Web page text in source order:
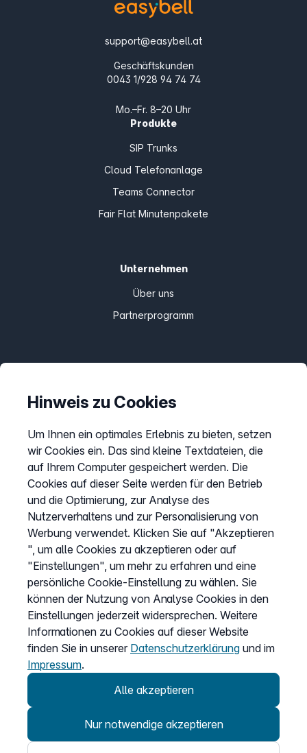
support@easybell.at
Geschäftskunden
0043 1/928 94 74 74
Mo.–Fr. 8–20 Uhr
Produkte
SIP Trunks
Cloud Telefonanlage
Teams Connector
Fair Flat Minutenpakete
Unternehmen
Über uns
Partnerprogramm
Preise
AGB
Datenschutz
Impressum
Cookies anpassen
Service
Hilfecenter
Wissen
Kündigung
my.easybell
Hinweis zu Cookies
Um Ihnen ein optimales Erlebnis zu bieten, setzen
wir Cookies ein. Das sind kleine Textdateien, die
auf Ihrem Computer gespeichert werden. Die
Cookies auf dieser Seite werden für den Betrieb
und die Optimierung, zur Analyse des
Nutzerverhaltens und zur Personalisierung von
Werbung verwendet. Klicken Sie auf "Akzeptieren
", um alle Cookies zu akzeptieren oder auf
"Einstellungen", um mehr zu erfahren und eine
persönliche Cookie-Einstellung zu wählen. Sie
können der Nutzung von Analyse Cookies in den
Einstellungen jederzeit widersprechen. Weitere
Informationen zu Cookies auf dieser Website
finden Sie in unserer Datenschutzerklärung und im
Impressum.
Alle akzeptieren
Nur notwendige akzeptieren